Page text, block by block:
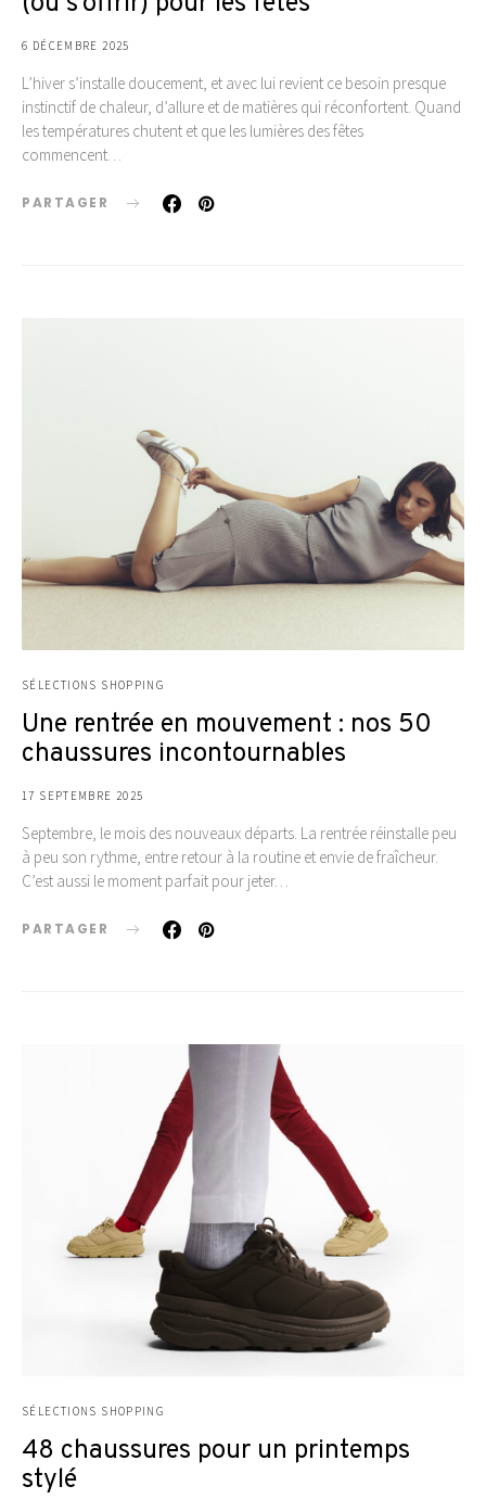
6 DÉCEMBRE 2025
L’hiver s’installe doucement, et avec lui revient ce besoin presque
instinctif de chaleur, d’allure et de matières qui réconfortent. Quand
les températures chutent et que les lumières des fêtes
commencent…
PARTAGER
SÉLECTIONS SHOPPING
Une rentrée en mouvement : nos 50
chaussures incontournables
17 SEPTEMBRE 2025
Septembre, le mois des nouveaux départs. La rentrée réinstalle peu
à peu son rythme, entre retour à la routine et envie de fraîcheur.
C’est aussi le moment parfait pour jeter…
PARTAGER
SÉLECTIONS SHOPPING
48 chaussures pour un printemps
stylé